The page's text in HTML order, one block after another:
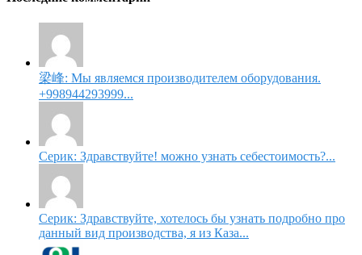
梁峰: Мы являемся производителем оборудования.
+998944293999...
Серик: Здравствуйте! можно узнать себестоимость?...
Серик: Здравствуйте, хотелось бы узнать подробно про
данный вид производства, я из Каза...